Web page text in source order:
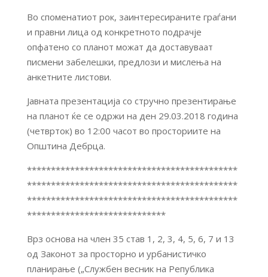
Во споменатиот рок, заинтересираните граѓани
и правни лица од конкретното подрачје
опфатено со планот можат да доставуваат
писмени забелешки, предлози и мислења на
анкетните листови.
Јавната презентација со стручно презентирање
на планот ќе се одржи на ден 29.03.2018 година
(четврток) во 12:00 часот во просториите на
Општина Дебрца.
********************************************
********************************************
********************************************
*****************************
Врз основа на член 35 став 1, 2, 3, 4, 5, 6, 7 и 13
од Законот за просторно и урбанистичко
планирање („Службен весник на Република